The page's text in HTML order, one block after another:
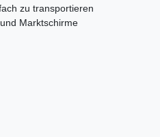
zu transportieren
Marktschirme